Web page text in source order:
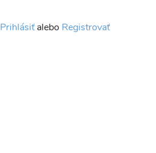
Prihlásiťalebo Registrovať